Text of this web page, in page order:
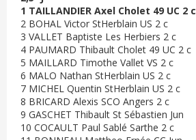
1 TAILLANDIER Axel Cholet 49 UC 2 c
2 BOHAL Victor StHerblain US 2 c
3 VALLET Baptiste Les Herbiers 2 c
4 PAUMARD Thibault Cholet 49 UC 2 c
5 MAILLARD Timothe Vallet VS 2 c
6 MALO Nathan StHerblain US 2 c
7 MICHEL Quentin StHerblain US 2 c
8 BRICARD Alexis SCO Angers 2 c
9 GASCHET Thibault St Sébastien Jun
10 COCAULT Paul Sablé Sarthe 2 c